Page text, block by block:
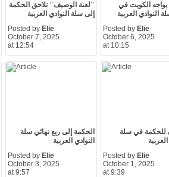
"لعنة الوصيف" تلاحق الحكمة
إلى سلة النوادي العربية
Posted by Elie
October 7, 2025
at 12:54
يواجه الكويت في
النوادي العربية
Posted by Elie
October 6, 2025
at 10:15
الحكمة إلى ربع نهائي سلة
النوادي العربية
Posted by Elie
October 3, 2025
at 9:57
للحكمة في سلة
Posted by Elie
October 1, 2025
at 9:39